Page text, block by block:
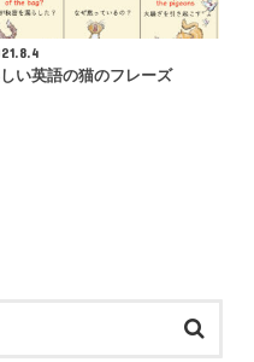
い英語の猫のフレーズ